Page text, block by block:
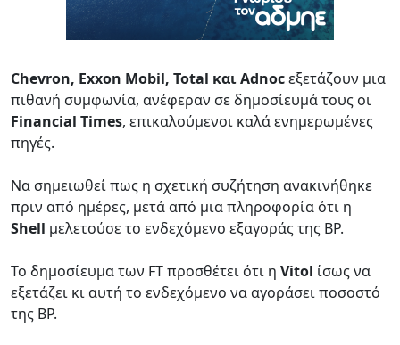
Chevron, Exxon Mobil, Total και Adnocεξετάζουν μια
πιθανή συμφωνία, ανέφεραν σε δημοσίευμά τους οι
Financial Times, επικαλούμενοι καλά ενημερωμένες
πηγές.
Να σημειωθεί πως η σχετική συζήτηση ανακινήθηκε
πριν από ημέρες, μετά από μια πληροφορία ότι η
Shell μελετούσε το ενδεχόμενο εξαγοράς της BP.
Το δημοσίευμα των FT προσθέτει ότι η Vitol ίσως να
εξετάζει κι αυτή το ενδεχόμενο να αγοράσει ποσοστό
της BP.